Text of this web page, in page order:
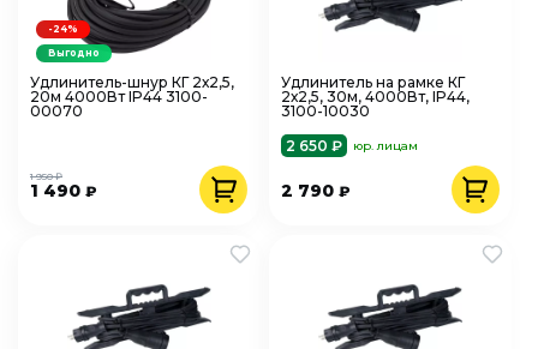
Удлинитель-шнур КГ 2х2,5,
20м 4000Вт IP44 3100-
00070
1 490 ₽
1 950 ₽
-24%
Выгодно
Удлинитель на рамке КГ
2х2,5, 30м, 4000Вт, IP44,
3100-10030
2 650 ₽
юр. лицам
2 790₽